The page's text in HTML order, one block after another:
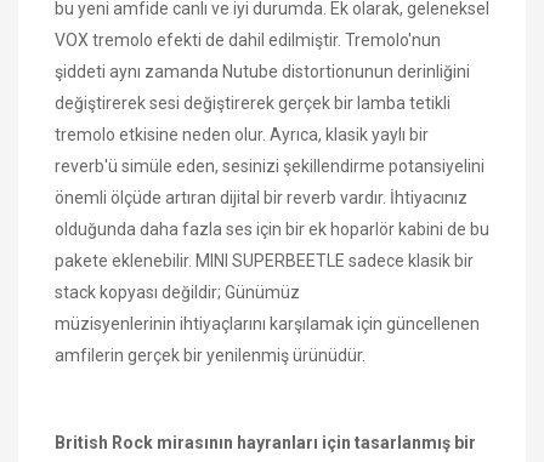
bu yeni amfide canlı ve iyi durumda. Ek olarak, geleneksel
VOX tremolo efekti de dahil edilmiştir. Tremolo'nun
şiddeti aynı zamanda Nutube distortionunun derinliğini
değiştirerek sesi değiştirerek gerçek bir lamba tetikli
tremolo etkisine neden olur. Ayrıca, klasik yaylı bir
reverb'ü simüle eden, sesinizi şekillendirme potansiyelini
önemli ölçüde artıran dijital bir reverb vardır. İhtiyacınız
olduğunda daha fazla ses için bir ek hoparlör kabini de bu
pakete eklenebilir. MINI SUPERBEETLE sadece klasik bir
stack kopyası değildir; Günümüz
müzisyenlerinin ihtiyaçlarını karşılamak için güncellenen
amfilerin gerçek bir yenilenmiş ürünüdür.
British Rock mirasının hayranları için tasarlanmış bir